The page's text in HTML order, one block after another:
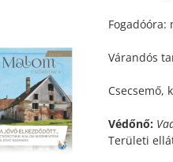
Várandós
Csecsemő,
Védőnő:
Területi